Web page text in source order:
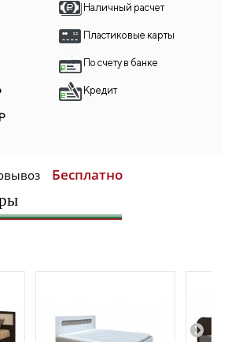
Бесплатно
Наличный расчет
Пластиковые карты
По счету в банке
Кредит